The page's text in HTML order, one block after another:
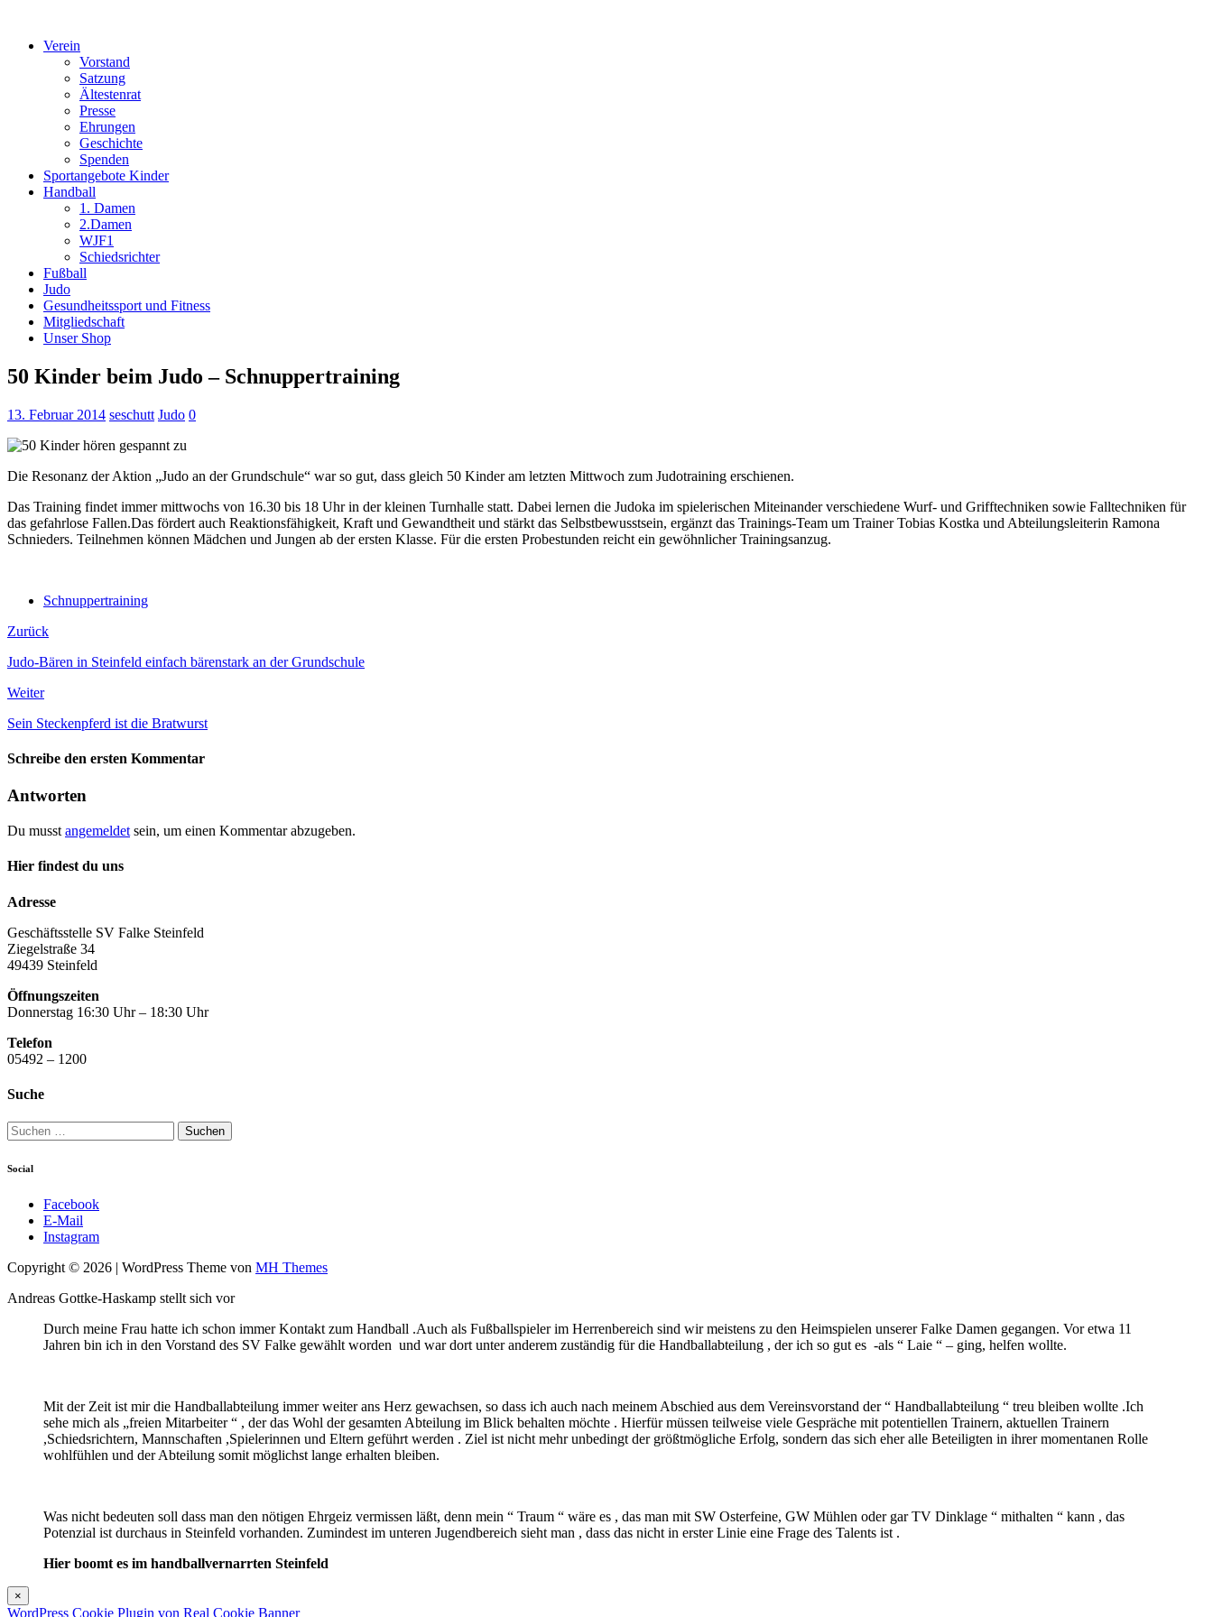
Verein
Vorstand
Satzung
Ältestenrat
Presse
Ehrungen
Geschichte
Spenden
Sportangebote Kinder
Handball
1. Damen
2.Damen
WJF1
Schiedsrichter
Fußball
Judo
Gesundheitssport und Fitness
Mitgliedschaft
Unser Shop
50 Kinder beim Judo – Schnuppertraining
13. Februar 2014 seschutt Judo 0
Die Resonanz der Aktion „Judo an der Grundschule“ war so gut, dass gleich 50 Kinder am letzten Mittwoch zum Judotraining erschienen.
Das Training findet immer mittwochs von 16.30 bis 18 Uhr in der kleinen Turnhalle statt. Dabei lernen die Judoka im spielerischen Miteinander verschiedene Wurf- und Grifftechniken sowie Falltechniken für
das gefahrlose Fallen.Das fördert auch Reaktionsfähigkeit, Kraft und Gewandtheit und stärkt das Selbstbewusstsein, ergänzt das Trainings-Team um Trainer Tobias Kostka und Abteilungsleiterin Ramona
Schnieders. Teilnehmen können Mädchen und Jungen ab der ersten Klasse. Für die ersten Probestunden reicht ein gewöhnlicher Trainingsanzug.
Schnuppertraining
Zurück
Judo-Bären in Steinfeld einfach bärenstark an der Grundschule
Weiter
Sein Steckenpferd ist die Bratwurst
Schreibe den ersten Kommentar
Antworten
Du musst angemeldet sein, um einen Kommentar abzugeben.
Hier findest du uns
Adresse
Geschäftsstelle SV Falke Steinfeld
Ziegelstraße 34
49439 Steinfeld
Öffnungszeiten
Donnerstag 16:30 Uhr – 18:30 Uhr
Telefon
05492 – 1200
Suche
Suchen
nach:
Social
Facebook
E-Mail
Instagram
Copyright © 2026 | WordPress Theme von MH Themes
Andreas Gottke-Haskamp stellt sich vor
Durch meine Frau hatte ich schon immer Kontakt zum Handball .Auch als Fußballspieler im Herrenbereich sind wir meistens zu den Heimspielen unserer Falke Damen gegangen. Vor etwa 11
Jahren bin ich in den Vorstand des SV Falke gewählt worden und war dort unter anderem zuständig für die Handballabteilung , der ich so gut es -als “ Laie “ – ging, helfen wollte.
Mit der Zeit ist mir die Handballabteilung immer weiter ans Herz gewachsen, so dass ich auch nach meinem Abschied aus dem Vereinsvorstand der “ Handballabteilung “ treu bleiben wollte .Ich
sehe mich als „freien Mitarbeiter “ , der das Wohl der gesamten Abteilung im Blick behalten möchte . Hierfür müssen teilweise viele Gespräche mit potentiellen Trainern, aktuellen Trainern
,Schiedsrichtern, Mannschaften ,Spielerinnen und Eltern geführt werden . Ziel ist nicht mehr unbedingt der größtmögliche Erfolg, sondern das sich eher alle Beteiligten in ihrer momentanen Rolle
wohlfühlen und der Abteilung somit möglichst lange erhalten bleiben.
Was nicht bedeuten soll dass man den nötigen Ehrgeiz vermissen läßt, denn mein “ Traum “ wäre es , das man mit SW Osterfeine, GW Mühlen oder gar TV Dinklage “ mithalten “ kann , das
Potenzial ist durchaus in Steinfeld vorhanden. Zumindest im unteren Jugendbereich sieht man , dass das nicht in erster Linie eine Frage des Talents ist .
Hier boomt es im handballvernarrten Steinfeld
×
WordPress Cookie Plugin von Real Cookie Banner